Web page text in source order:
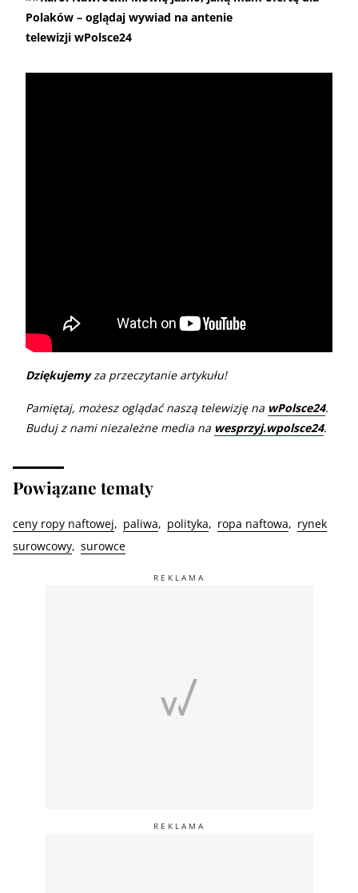
Polaków – oglądaj wywiad na antenie
telewizji wPolsce24
Dziękujemyza przeczytanie artykułu!
Pamiętaj, możesz oglądać naszą telewizję na wPolsce24.
Buduj z nami niezależne media na wesprzyj.wpolsce24.
Powiązane tematy
ceny ropy naftowej paliwa polityka ropa naftowa
rynek
surowcowy surowce